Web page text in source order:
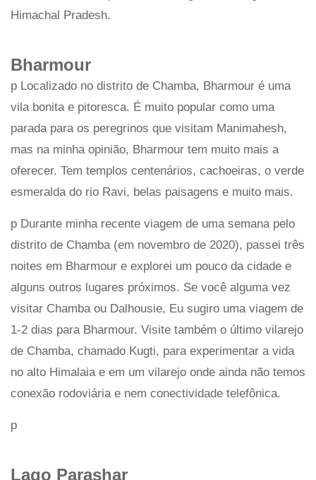
Himachal Pradesh.
Bharmour
p Localizado no distrito de Chamba, Bharmour é uma
vila bonita e pitoresca. É muito popular como uma
parada para os peregrinos que visitam Manimahesh,
mas na minha opinião, Bharmour tem muito mais a
oferecer. Tem templos centenários, cachoeiras, o verde
esmeralda do rio Ravi, belas paisagens e muito mais.
p Durante minha recente viagem de uma semana pelo
distrito de Chamba (em novembro de 2020), passei três
noites em Bharmour e explorei um pouco da cidade e
alguns outros lugares próximos. Se você alguma vez
visitar Chamba ou Dalhousie, Eu sugiro uma viagem de
1-2 dias para Bharmour. Visite também o último vilarejo
de Chamba, chamado Kugti, para experimentar a vida
no alto Himalaia e em um vilarejo onde ainda não temos
conexão rodoviária e nem conectividade telefônica.
p
Lago Parashar